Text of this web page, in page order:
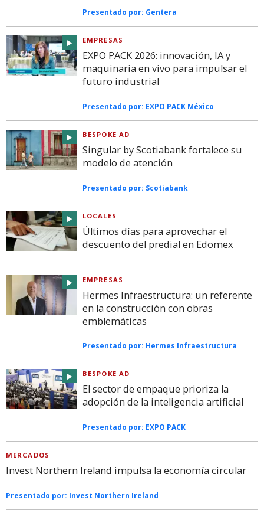
Presentado por: Gentera
EMPRESAS
EXPO PACK 2026: innovación, IA y
maquinaria en vivo para impulsar el
futuro industrial
Presentado por: EXPO PACK México
BESPOKE AD
Singular by Scotiabank fortalece su
modelo de atención
Presentado por: Scotiabank
LOCALES
Últimos días para aprovechar el
descuento del predial en Edomex
EMPRESAS
Hermes Infraestructura: un referente
en la construcción con obras
emblemáticas
Presentado por: Hermes Infraestructura
BESPOKE AD
El sector de empaque prioriza la
adopción de la inteligencia artificial
Presentado por: EXPO PACK
MERCADOS
Invest Northern Ireland impulsa la economía circular
Presentado por: Invest Northern Ireland